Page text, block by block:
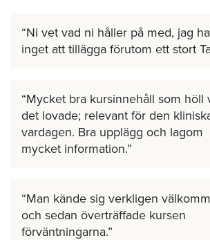
Ni vet vad ni håller på med, jag
inget att tillägga förutom ett stort
Mycket bra kursinnehåll som höll
det lovade; relevant för den
vardagen. Bra upplägg och lagom
mycket information.
Man kände sig verkligen
och sedan överträffade kursen
förväntningarna.